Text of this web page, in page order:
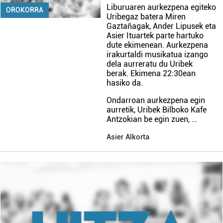
OROKORRA
Liburuaren aurkezpena egiteko
Uribegaz batera Miren
Gaztañagak, Ander Lipusek eta
Asier Ituartek parte hartuko
dute ekimenean. Aurkezpena
irakurtaldi musikatua izango
dela aurreratu du Uribek
berak. Ekimena 22:30ean
hasiko da.
Ondarroan aurkezpena egin
aurretik, Uribek Bilboko Kafe
Antzokian be egin zuen, …
Asier Alkorta